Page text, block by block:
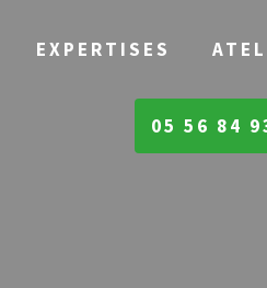
EXPERTISES
05 56 84